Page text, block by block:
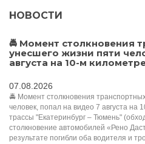
НОВОСТИ
🚔 Момент столкновения
унесшего жизни пяти
августа на 10-м
07.08.2026
🚔 Момент столкновения
человек, попал на видео 7 августа на
трассы "Екатеринбург – Тюмень"
столкновение автомобилей «Рено
результате погибли оба водителя и